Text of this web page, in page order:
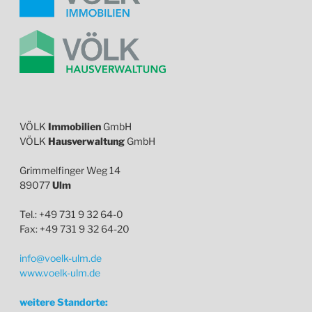
VÖLK Immobilien GmbH
VÖLK Hausverwaltung GmbH
Grimmelfinger Weg 14
89077Ulm
Tel.: +49 731 9 32 64-0
Fax: +49 731 9 32 64-20
info@voelk-ulm.de
www.voelk-ulm.de
weitere Standorte: